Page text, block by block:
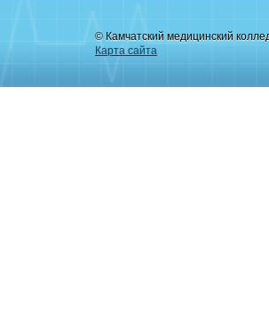
© Камчатский медицинский
Карта сайта